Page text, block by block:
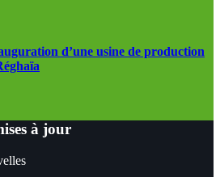
d’une usine de production
à jour